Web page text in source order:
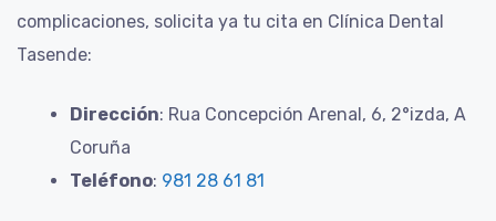
complicaciones, solicita ya tu cita en Clínica Dental
Tasende:
Dirección: Rua Concepción Arenal, 6, 2°izda, A
Coruña
Teléfono: 981 28 61 81